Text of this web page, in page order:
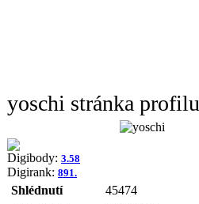
yoschi stránka profilu
Digibody: 3.58
Digirank: 891.
Shlédnutí
45474